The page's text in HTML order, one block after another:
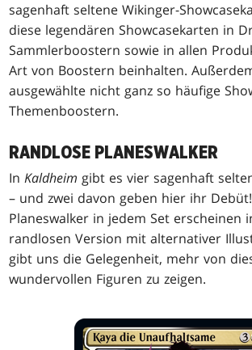
sagenhaft seltene Wikinger-
diese legendären Showcasekarten in
Sammlerboostern sowie in allen
Art von Boostern beinhalten.
ausgewählte nicht ganz so häufige
Themenboostern.
RANDLOSE PLANESWALKER
InKaldheim gibt es vier sagenhaft
– und zwei davon geben hier ihr
Planeswalker in jedem Set erscheinen
randlosen Version mit alternativer
gibt uns die Gelegenheit, mehr von
wundervollen Figuren zu zeigen.